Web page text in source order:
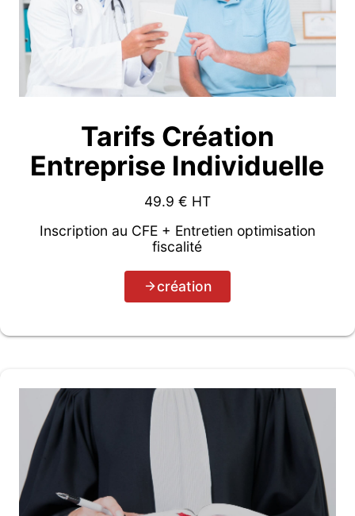
Tarifs Création
Entreprise Individuelle
49.9 € HT
Inscription au CFE + Entretien optimisation
fiscalité
création